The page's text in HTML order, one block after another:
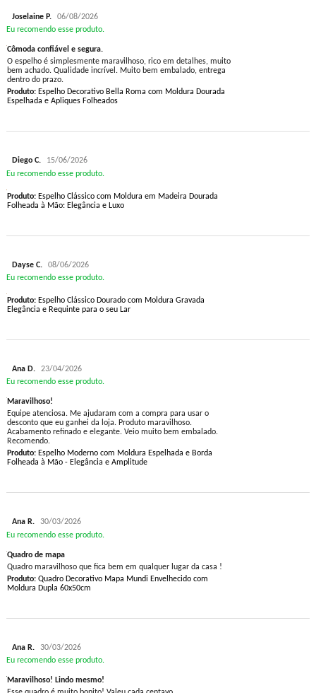
Joselaine P.
06/08/2026
Eu recomendo esse produto.
Cômoda confiável e segura.
O espelho é simplesmente maravilhoso, rico em detalhes, muito
bem achado. Qualidade incrível. Muito bem embalado, entrega
dentro do prazo.
Produto:Espelho Decorativo Bella Roma com Moldura Dourada
Espelhada e Apliques Folheados
Diego C.
15/06/2026
Eu recomendo esse produto.
Produto:Espelho Clássico com Moldura em Madeira Dourada
Folheada à Mão: Elegância e Luxo
Dayse C.
08/06/2026
Eu recomendo esse produto.
Produto:Espelho Clássico Dourado com Moldura Gravada
Elegância e Requinte para o seu Lar
Ana D.
23/04/2026
Eu recomendo esse produto.
Maravilhoso!
Equipe atenciosa. Me ajudaram com a compra para usar o
desconto que eu ganhei da loja. Produto maravilhoso.
Acabamento refinado e elegante. Veio muito bem embalado.
Recomendo.
Produto:Espelho Moderno com Moldura Espelhada e Borda
Folheada à Mão - Elegância e Amplitude
Ana R.
30/03/2026
Eu recomendo esse produto.
Quadro de mapa
Quadro maravilhoso que fica bem em qualquer lugar da casa !
Produto:Quadro Decorativo Mapa Mundi Envelhecido com
Moldura Dupla 60x50cm
Ana R.
30/03/2026
Eu recomendo esse produto.
Maravilhoso! Lindo mesmo!